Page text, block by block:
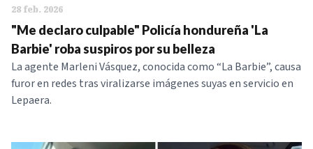
28 feb. 2026
"Me declaro culpable" Policía hondureña 'La
Barbie' roba suspiros por su belleza
La agente Marleni Vásquez, conocida como “La Barbie”, causa
furor en redes tras viralizarse imágenes suyas en servicio en
Lepaera.